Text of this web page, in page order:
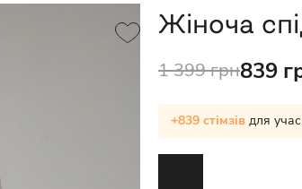
Жіноча
1 399 грн839
+839 стімзів для